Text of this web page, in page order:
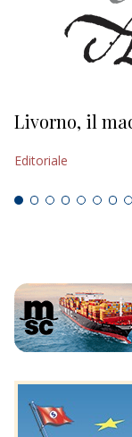
Livorno, il
Editoriale